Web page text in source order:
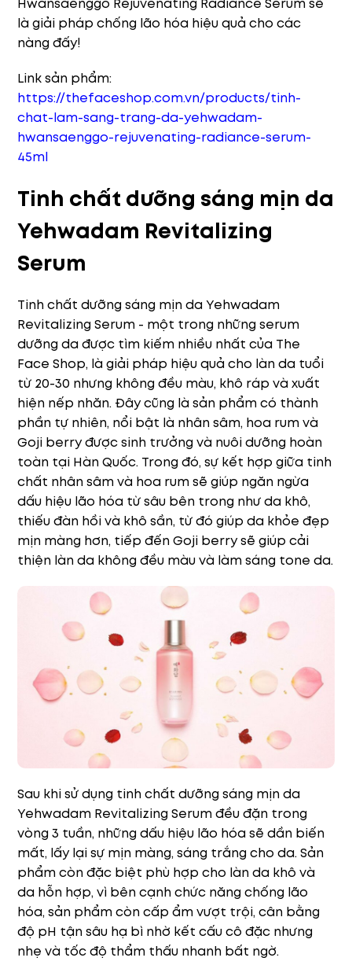
Hwansaenggo Rejuvenating Radiance Serum sẽ
là giải pháp chống lão hóa hiệu quả cho các
nàng đấy!
Link sản phẩm:
https://thefaceshop.com.vn/products/tinh-
chat-lam-sang-trang-da-yehwadam-
hwansaenggo-rejuvenating-radiance-serum-
45ml
Tinh chất dưỡng sáng mịn da
Yehwadam Revitalizing
Serum
Tinh chất dưỡng sáng mịn da Yehwadam
Revitalizing Serum - một trong những serum
dưỡng da được tìm kiếm nhiều nhất của The
Face Shop, là giải pháp hiệu quả cho làn da tuổi
từ 20-30 nhưng không đều màu, khô ráp và xuất
hiện nếp nhăn. Đây cũng là sản phẩm có thành
phần tự nhiên, nổi bật là nhân sâm, hoa rum và
Goji berry được sinh trưởng và nuôi dưỡng hoàn
toàn tại Hàn Quốc. Trong đó, sự kết hợp giữa tinh
chất nhân sâm và hoa rum sẽ giúp ngăn ngừa
dấu hiệu lão hóa từ sâu bên trong như da khô,
thiếu đàn hồi và khô sần, từ đó giúp da khỏe đẹp
mịn màng hơn, tiếp đến Goji berry sẽ giúp cải
thiện làn da không đều màu và làm sáng tone da.
Sau khi sử dụng tinh chất dưỡng sáng mịn da
Yehwadam Revitalizing Serum đều đặn trong
vòng 3 tuần, những dấu hiệu lão hóa sẽ dần biến
mất, lấy lại sự mịn màng, sáng trắng cho da. Sản
phẩm còn đặc biệt phù hợp cho làn da khô và
da hỗn hợp, vì bên cạnh chức năng chống lão
hóa, sản phẩm còn cấp ẩm vượt trội, cân bằng
độ pH tận sâu hạ bì nhờ kết cấu cô đặc nhưng
nhẹ và tốc độ thẩm thấu nhanh bất ngờ.